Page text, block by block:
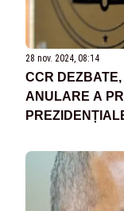
28 nov. 2024, 08:14
CCR
ANULARE A